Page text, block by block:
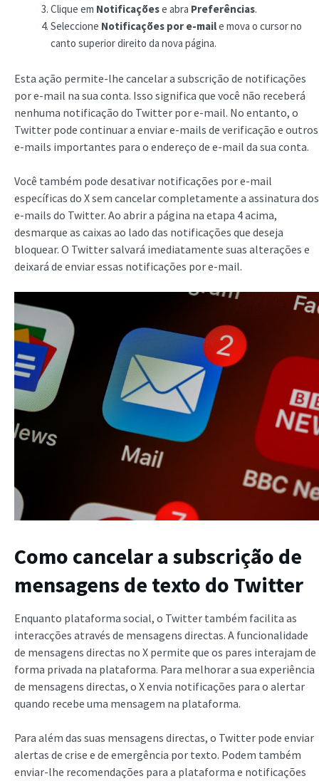
Clique em Notificaçõese abra Preferências.
Seleccione Notificações por e-maile mova o cursor no
canto superior direito da nova página.
Esta ação permite-lhe cancelar a subscrição de notificações
por e-mail na sua conta. Isso significa que você não receberá
nenhuma notificação do Twitter por e-mail. No entanto, o
Twitter pode continuar a enviar e-mails de verificação e outros
e-mails importantes para o endereço de e-mail da sua conta.
Você também pode desativar notificações por e-mail
específicas do X sem cancelar completamente a assinatura dos
e-mails do Twitter. Ao abrir a página na etapa 4 acima,
desmarque as caixas ao lado das notificações que deseja
bloquear. O Twitter salvará imediatamente suas alterações e
deixará de enviar essas notificações por e-mail.
Como cancelar a subscrição de
mensagens de texto do Twitter
Enquanto plataforma social, o Twitter também facilita as
interacções através de mensagens directas. A funcionalidade
de mensagens directas no X permite que os pares interajam de
forma privada na plataforma. Para melhorar a sua experiência
de mensagens directas, o X envia notificações para o alertar
quando recebe uma mensagem na plataforma.
Para além das suas mensagens directas, o Twitter pode enviar
alertas de crise e de emergência por texto. Podem também
enviar-lhe recomendações para a plataforma e notificações